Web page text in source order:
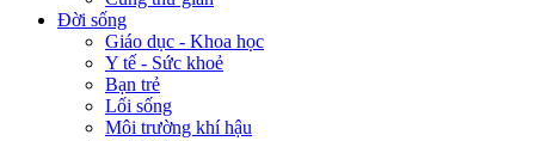
Đời sống
Giáo dục - Khoa học
Y tế - Sức khoẻ
Bạn trẻ
Lối sống
Môi trường khí hậu